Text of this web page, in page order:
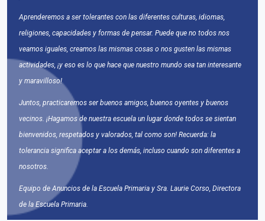
Aprenderemos a ser tolerantes con las diferentes culturas, idiomas,
religiones, capacidades y formas de pensar. Puede que no todos nos
veamos iguales, creamos las mismas cosas o nos gusten las mismas
actividades, ¡y eso es lo que hace que nuestro mundo sea tan interesante
y maravilloso!
Juntos, practicaremos ser buenos amigos, buenos oyentes y buenos
vecinos. ¡Hagamos de nuestra escuela un lugar donde todos se sientan
bienvenidos, respetados y valorados, tal como son! Recuerda: la
tolerancia significa aceptar a los demás, incluso cuando son diferentes a
nosotros.
Equipo de Anuncios de la Escuela Primaria y Sra. Laurie Corso, Directora
de la Escuela Primaria.